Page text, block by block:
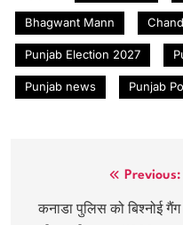
Bhagwant Mann
Punjab Election 2027
Punjab news Punjab
navigation
Previous:
कनाडा पुलिस को बिश्नोई गैंग